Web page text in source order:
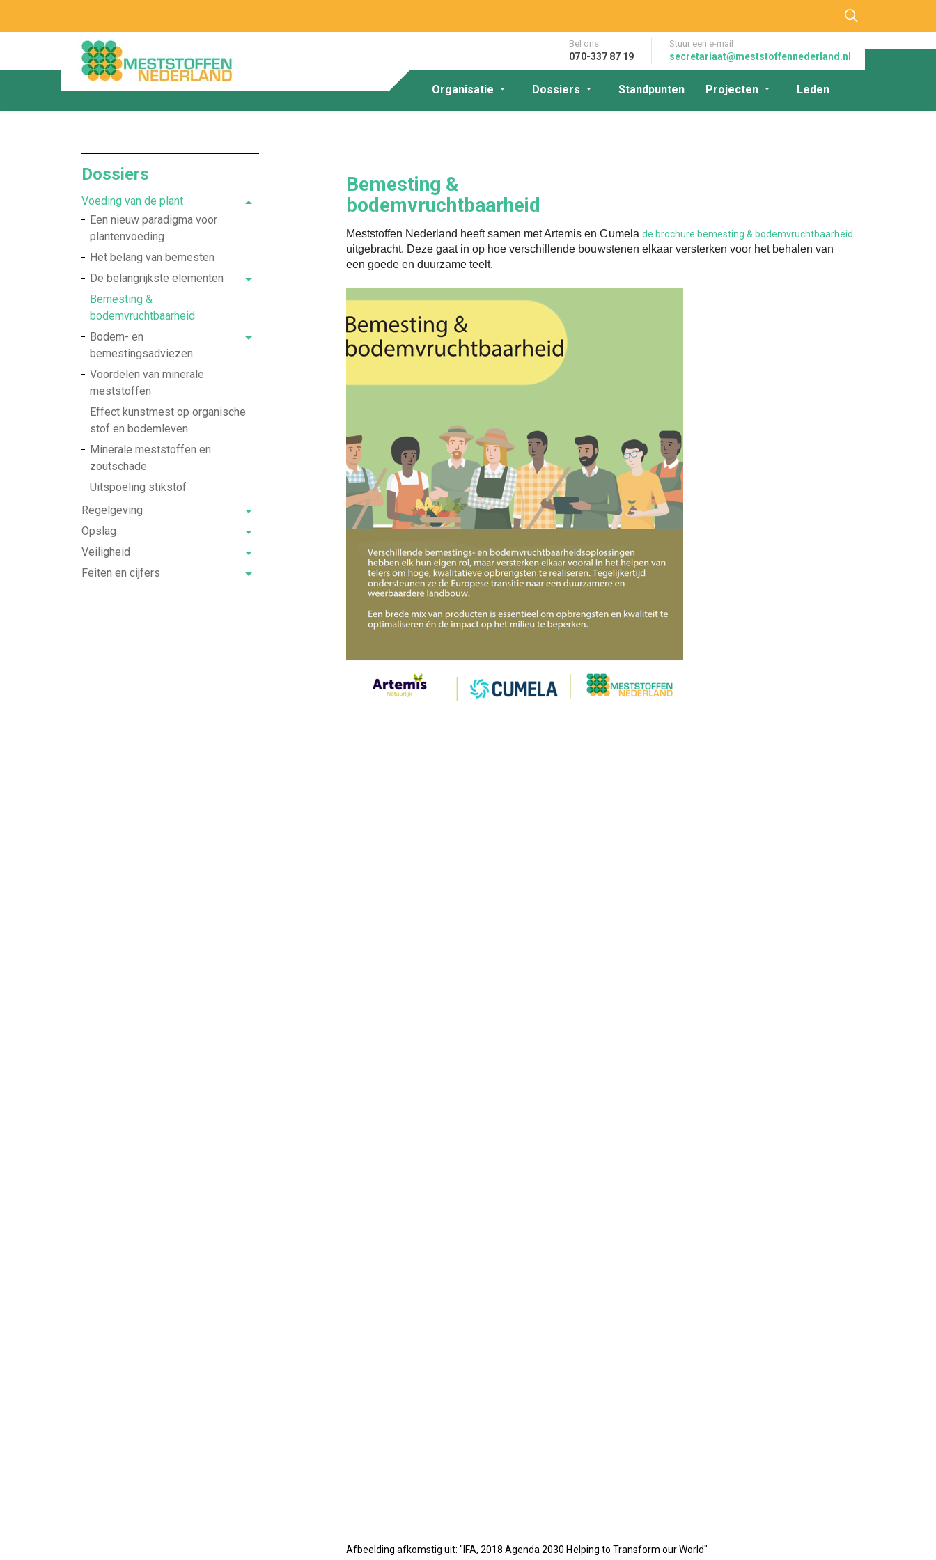
Bel ons
070-337 87 19
Stuur een e-mail
secretariaat@meststoffennederland.nl
Organisatie Dossiers Standpunten Projecten Leden
Bemesting &
bodemvruchtbaarheid
Meststoffen Nederland heeft samen met Artemis en Cumela de brochure bemesting & bodemvruchtbaarheid
uitgebracht. Deze gaat in op hoe verschillende bouwstenen elkaar versterken voor het behalen van
een goede en duurzame teelt.
Afbeelding afkomstig uit: "IFA, 2018 Agenda 2030 Helping to Transform our World"
Dossiers
Voeding van de plant
Een nieuw paradigma voor
plantenvoeding
Het belang van bemesten
De belangrijkste elementen
Bemesting &
bodemvruchtbaarheid
Bodem- en
bemestingsadviezen
Voordelen van minerale
meststoffen
Effect kunstmest op organische
stof en bodemleven
Minerale meststoffen en
zoutschade
Uitspoeling stikstof
Regelgeving
Opslag
Veiligheid
Feiten en cijfers